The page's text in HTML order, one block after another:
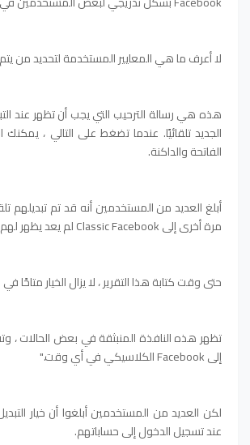
لا أعرف ما هي المعايير المستخدمة لتحديد من
الجديد تلقائيًا. عندما تضغط على التالي ، يمكنك
الفاتحة والداكنة.
أبلغ العديد من المستخدمين أنه قد تم تبديلهم
مرة أخرى إلى Classic Facebook لم يعد يظهر لهم.
حتى وقت كتابة هذا التقرير ، لا يزال الخيار متاحًا
تظهر هذه النافذة المنبثقة في بعض الحالات ،
إلى Facebook الكلاسيكي في أي وقت."
لكن العديد من المستخدمين أبلغوا أن خيار
عند تسجيل الدخول إلى حساباتهم.